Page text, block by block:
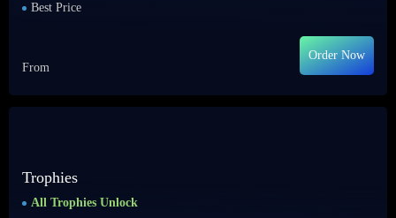
Best Price
From
Order Now
Trophies
All Trophies Unlock